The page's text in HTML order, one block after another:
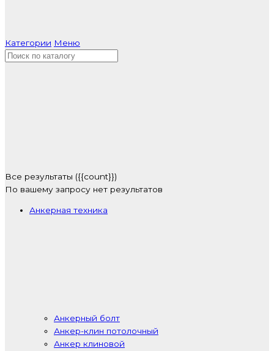
Категории Меню
Все результаты ({{count}})
По вашему запросу нет результатов
Анкерная техника
Анкерный болт
Анкер-клин потолочный
Анкер клиновой